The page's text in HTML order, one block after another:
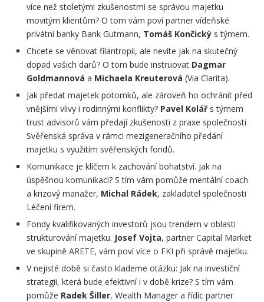
více než stoletými zkušenostmi se správou majetku
movitým klientům? O tom vám poví partner vídeňské
privátní banky Bank Gutmann, Tomáš Končický s týmem.
Chcete se věnovat filantropii, ale nevíte jak na skutečný
dopad vašich darů? O tom bude instruovat Dagmar
Goldmannová a Michaela Kreuterová (Via Clarita).
Jak předat majetek potomků, ale zároveň ho ochránit před
vnějšími vlivy i rodinnými konflikty? Pavel Kolářs týmem
trust advisorů vám předají zkušenosti z praxe společnosti
Svěřenská správa v rámci mezigeneračního předání
majetku s využitím svěřenských fondů.
Komunikace je klíčem k zachování bohatství. Jak na
úspěšnou komunikaci? S tím vám pomůže mentální coach
a krizový manažer, Michal Rádek, zakladatel společnosti
Léčení firem.
Fondy kvalifikovaných investorů jsou trendem v oblasti
strukturování majetku. Josef Vojta, partner Capital Market
ve skupině ARETE, vám poví více o FKI při správě majetku.
V nejisté době si často klademe otázku: Jak na investiční
strategii, která bude efektivní i v době krize? S tím vám
pomůže Radek Šiller, Wealth Manager a řídíc partner